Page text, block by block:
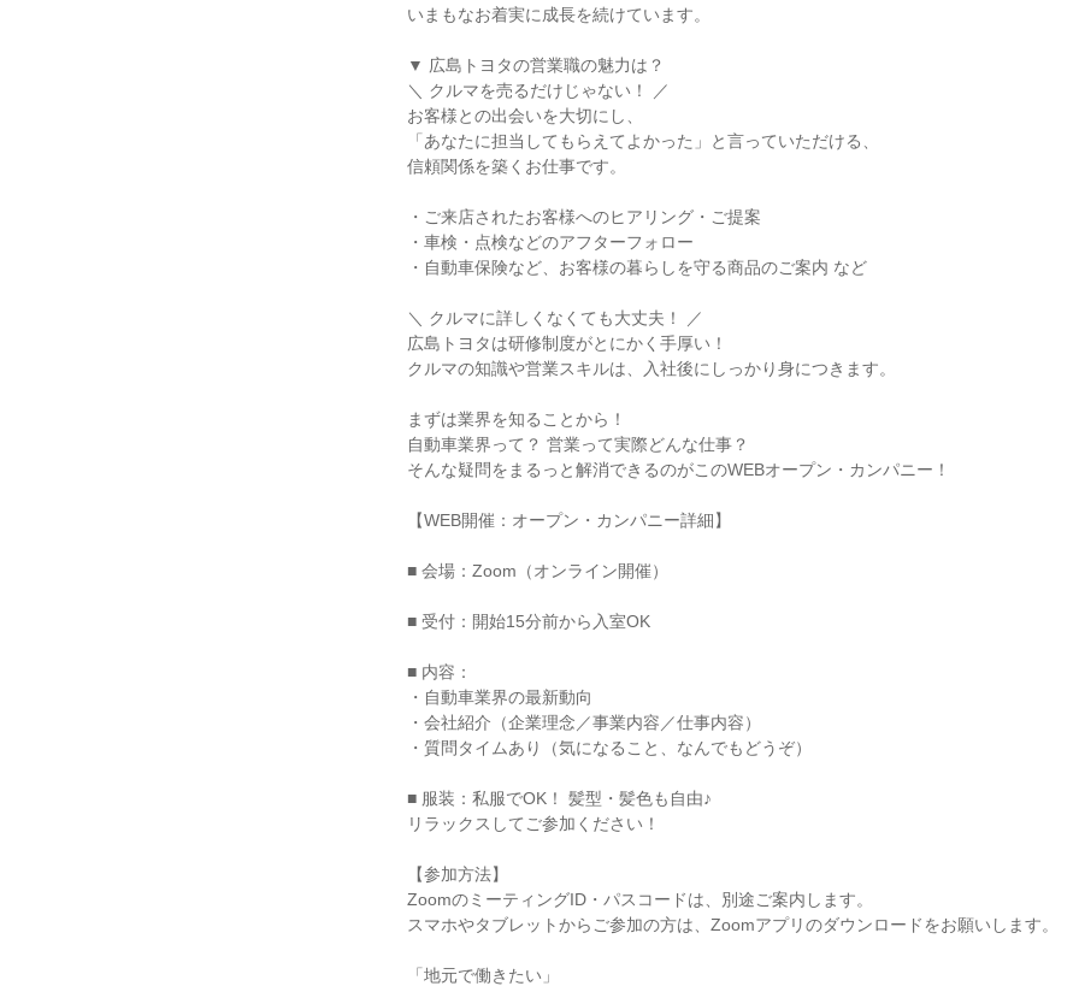
いまもなお着実に成長を続けています。
▼ 広島トヨタの営業職の魅力は？
＼ クルマを売るだけじゃない！ ／
お客様との出会いを大切にし、
「あなたに担当してもらえてよかった」と言っていただける、
信頼関係を築くお仕事です。
・ご来店されたお客様へのヒアリング・ご提案
・車検・点検などのアフターフォロー
・自動車保険など、お客様の暮らしを守る商品のご案内 など
＼ クルマに詳しくなくても大丈夫！ ／
広島トヨタは研修制度がとにかく手厚い！
クルマの知識や営業スキルは、入社後にしっかり身につきます。
まずは業界を知ることから！
自動車業界って？ 営業って実際どんな仕事？
そんな疑問をまるっと解消できるのがこのWEBオープン・カンパニー！
【WEB開催：オープン・カンパニー詳細】
■ 会場：Zoom（オンライン開催）
■ 受付：開始15分前から入室OK
■ 内容：
・自動車業界の最新動向
・会社紹介（企業理念／事業内容／仕事内容）
・質問タイムあり（気になること、なんでもどうぞ）
■ 服装：私服でOK！ 髪型・髪色も自由♪
リラックスしてご参加ください！
【参加方法】
ZoomのミーティングID・パスコードは、別途ご案内します。
スマホやタブレットからご参加の方は、Zoomアプリのダウンロードをお願いします。
「地元で働きたい」